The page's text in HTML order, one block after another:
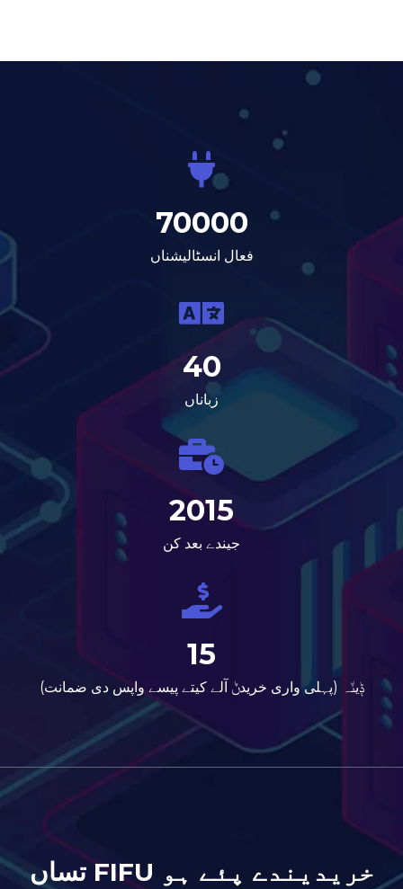
70000
فعال انسٹالیشناں
40
زباناں
2015
جیندے بعد کن
15
ݙین٘ہ (پہلی واری خریدݨ آلے کیتے پیسے واپس دی ضمانت)
تساں FIFU خریدیندے پئے ہو